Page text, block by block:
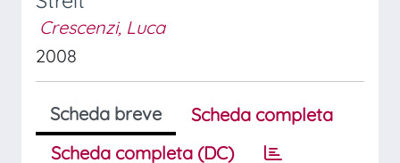
Crescenzi, Luca
2008
Scheda breve
Scheda completa
Scheda completa (DC)